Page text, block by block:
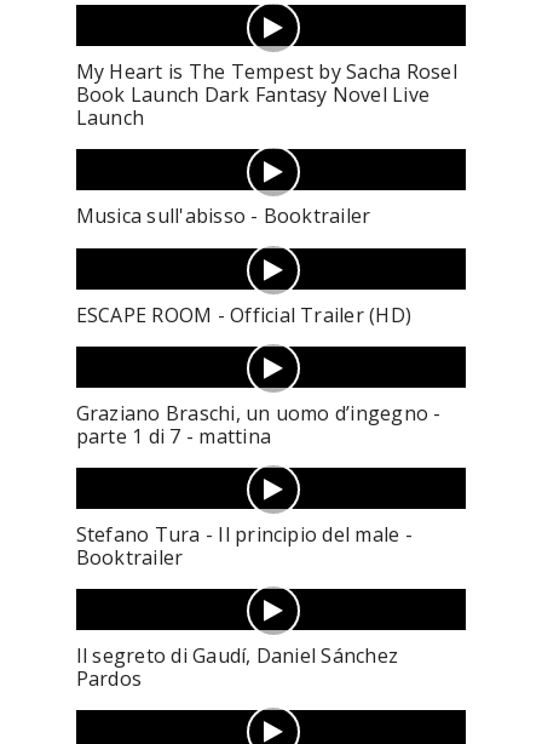
My Heart is The Tempest by Sacha Rosel
Book Launch Dark Fantasy Novel Live
Launch
Musica sull'abisso - Booktrailer
ESCAPE ROOM - Official Trailer (HD)
Graziano Braschi, un uomo d’ingegno -
parte 1 di 7 - mattina
Stefano Tura - Il principio del male -
Booktrailer
Il segreto di Gaudí, Daniel Sánchez
Pardos